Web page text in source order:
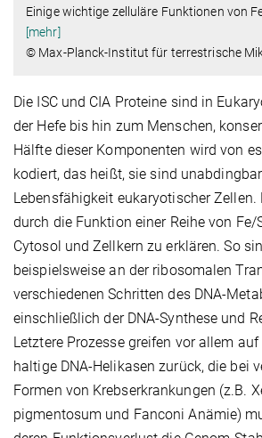
Einige wichtige zelluläre Funktionen von
[mehr]
© Max-Planck-Institut für terrestrische
Die ISC und CIA Proteine sind in
der Hefe bis hin zum Menschen,
Hälfte dieser Komponenten wird von
kodiert, das heißt, sie sind
Lebensfähigkeit eukaryotischer Zellen.
durch die Funktion einer Reihe von Fe/
Cytosol und Zellkern zu erklären. So
beispielsweise an der ribosomalen
verschiedenen Schritten des DNA-
einschließlich der DNA-Synthese und
Letztere Prozesse greifen vor allem auf
haltige DNA-Helikasen zurück, die bei
Formen von Krebserkrankungen (z.B.
pigmentosum und Fanconi Anämie)